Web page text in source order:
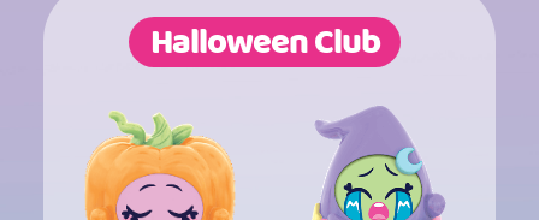
Halloween Club